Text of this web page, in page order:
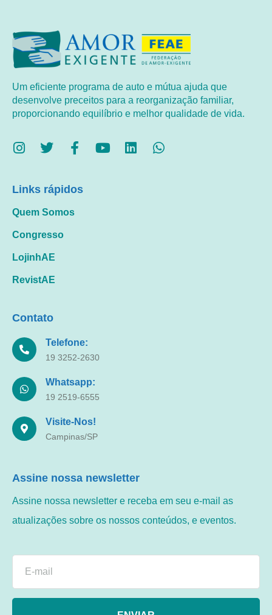
Um eficiente programa de auto e mútua ajuda que
desenvolve preceitos para a reorganização familiar,
proporcionando equilíbrio e melhor qualidade de vida.
Links rápidos
Quem Somos
Congresso
LojinhAE
RevistAE
Contato
Telefone:
19 3252-2630
Whatsapp:
19 2519-6555
Visite-Nos!
Campinas/SP
Assine nossa newsletter
Assine nossa newsletter e receba em seu e-mail as
atualizações sobre os nossos conteúdos, e eventos.